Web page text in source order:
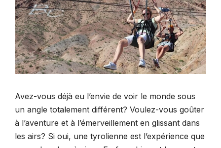
Avez-vous déjà eu l’envie de voir le monde sous
un angle totalement différent? Voulez-vous goûter
à l’aventure et à l’émerveillement en glissant dans
les airs? Si oui, une tyrolienne est l’expérience que